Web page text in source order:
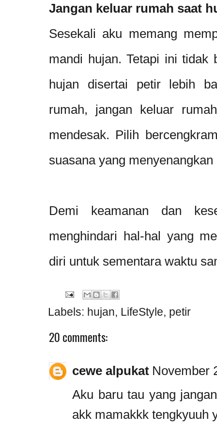
Jangan keluar rumah saat
Sesekali aku memang
mandi hujan. Tetapi ini tidak
hujan disertai petir lebih
rumah, jangan keluar
mendesak. Pilih
suasana yang
Demi keamanan dan
menghindari hal-hal yang
diri untuk sementara waktu
Labels: hujan, LifeStyle, petir
20 comments:
cewe alpukat November
Aku baru tau yang
akk mamakkk tengkyuuh